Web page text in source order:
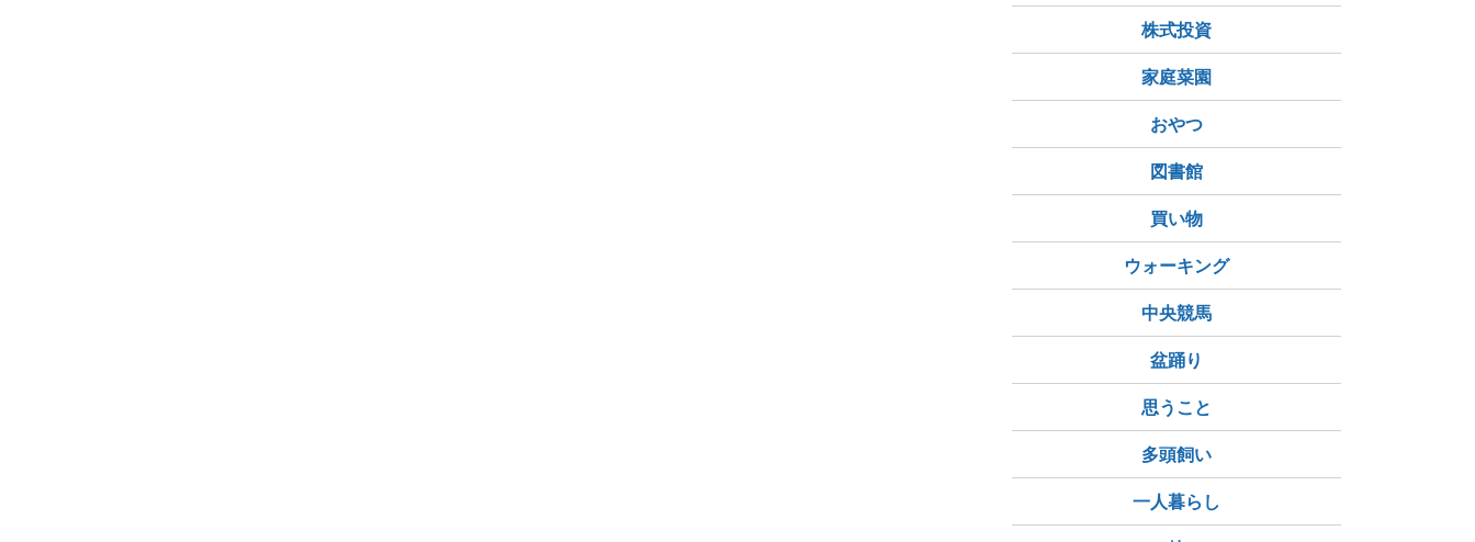
株式投資
家庭菜園
おやつ
図書館
買い物
ウォーキング
中央競馬
盆踊り
思うこと
多頭飼い
一人暮らし